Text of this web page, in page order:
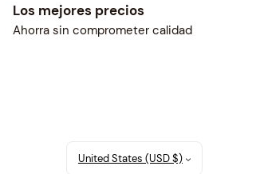
Los mejores precios
Ahorra sin comprometer calidad
United States (USD $)